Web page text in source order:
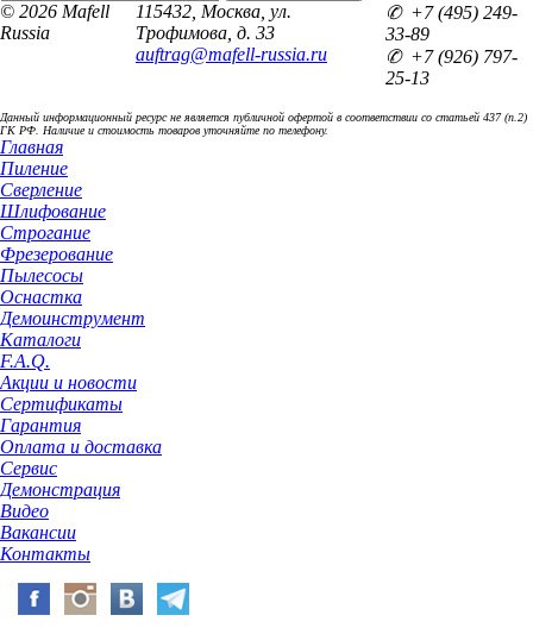
© 2026 Mafell
Russia
115432, Москва, ул.
Трофимова, д. 33
auftrag@mafell-russia.ru
✆ +7 (495) 249-
33-89
✆ +7 (926) 797-
25-13
Данный информационный ресурс не является публичной офертой в соответствии со статьей 437 (п.2)
ГК РФ. Наличие и стоимость товаров уточняйте по телефону.
Главная
Пиление
Сверление
Шлифование
Строгание
Фрезерование
Пылесосы
Оснастка
Демоинструмент
Каталоги
F.A.Q.
Акции и новости
Сертификаты
Гарантия
Оплата и доставка
Сервис
Демонстрация
Видео
Вакансии
Контакты